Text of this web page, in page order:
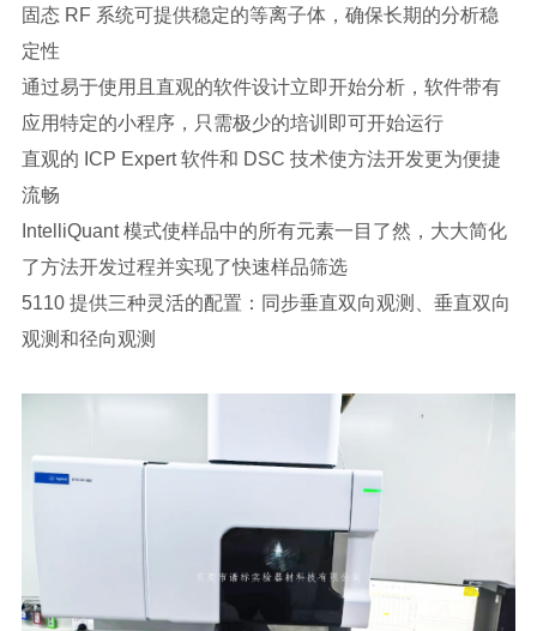
固态 RF 系统可提供稳定的等离子体，确保长期的分析稳
定性
通过易于使用且直观的软件设计立即开始分析，软件带有
应用特定的小程序，只需极少的培训即可开始运行
直观的 ICP Expert 软件和 DSC 技术使方法开发更为便捷
流畅
IntelliQuant 模式使样品中的所有元素一目了然，大大简化
了方法开发过程并实现了快速样品筛选
5110 提供三种灵活的配置：同步垂直双向观测、垂直双向
观测和径向观测